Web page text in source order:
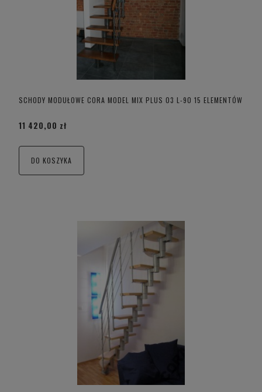
SCHODY MODUŁOWE CORA MODEL MIX PLUS 03 L-90 15 ELEMENTÓW
11 420,00 zł
DO KOSZYKA